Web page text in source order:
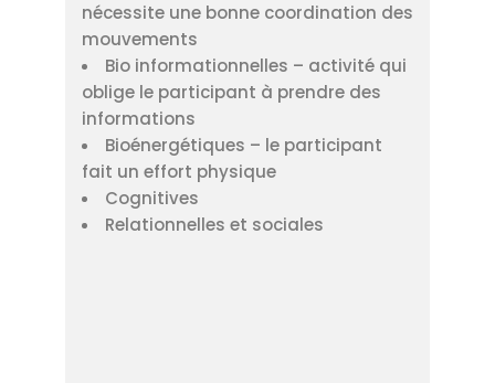
nécessite une bonne coordination des
mouvements
Bio informationnelles – activité qui
oblige le participant à prendre des
informations
Bioénergétiques – le participant
fait un effort physique
Cognitives
Relationnelles et sociales